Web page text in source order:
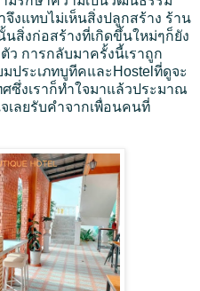
จึงแทบไม่เห็นสิ่งปลูกสร้าง ร้าน
สิ่งก่อสร้างที่เกิดขึ้นใหม่ๆก็ยัง
ว การกลับมาครั้งนี้เราถูก
ประเภทบูทีคและHostelที่ดูจะ
ซึ่งเราก็ทำใจมาแล้วประมาณ
เลยรับคำจากเพื่อนคนที่